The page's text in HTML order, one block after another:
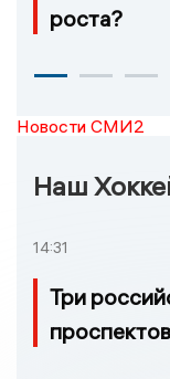
роста?
Новости СМИ2
Наш
14:31
Три